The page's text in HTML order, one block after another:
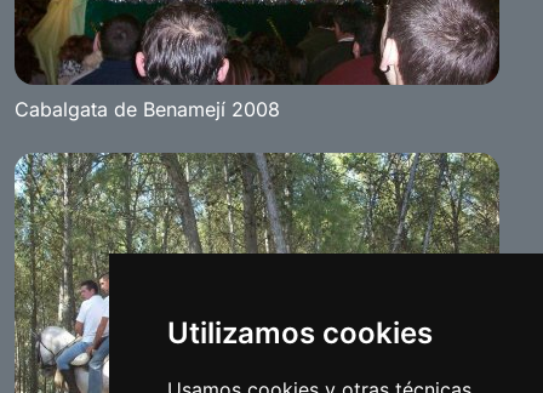
Utilizamos cookies
Cabalgata de Benamejí 2008